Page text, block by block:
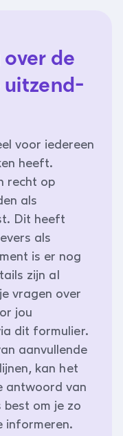
de
uitzend-
voor iedereen
heeft.
recht op
als
Dit heeft
als
is er nog
zijn al
vragen over
jou
dit formulier.
aanvullende
kan het
antwoord van
om je zo
informeren.